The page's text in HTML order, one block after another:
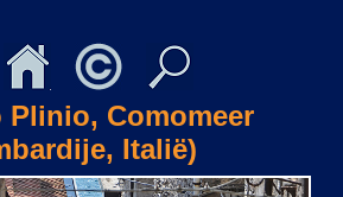
Plinio, Comomeer
Italië)